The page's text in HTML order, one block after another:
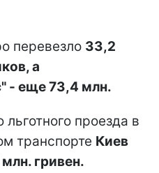
перевезло 33,2
а
- еще 73,4 млн.
проезда в
транспорте Киев
гривен.